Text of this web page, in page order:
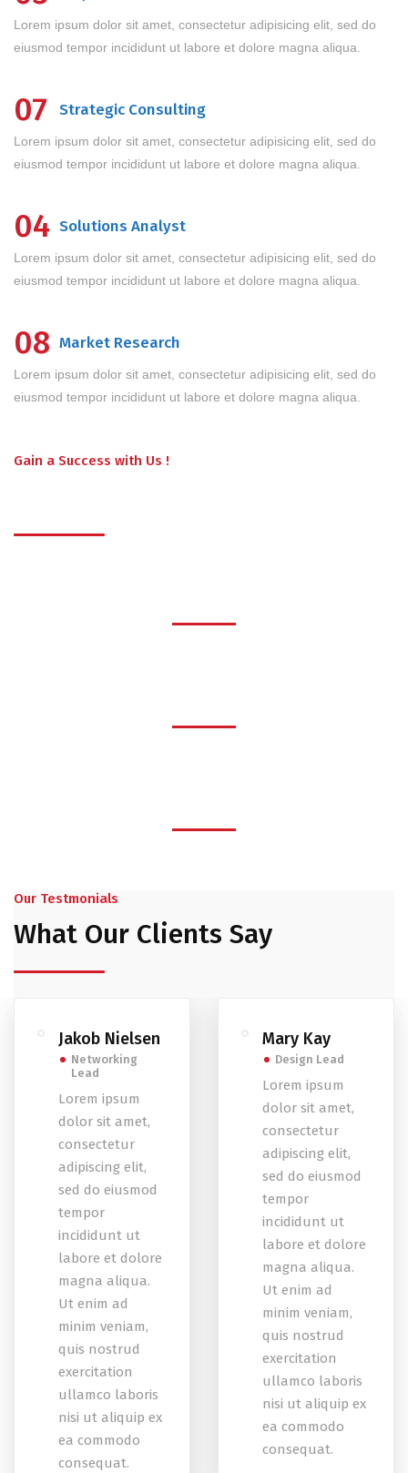
Lorem ipsum dolor sit amet, consectetur adipisicing elit, sed do
eiusmod tempor incididunt ut labore et dolore magna aliqua.
Strategic Consulting
07
Lorem ipsum dolor sit amet, consectetur adipisicing elit, sed do
eiusmod tempor incididunt ut labore et dolore magna aliqua.
Solutions Analyst
04
Lorem ipsum dolor sit amet, consectetur adipisicing elit, sed do
eiusmod tempor incididunt ut labore et dolore magna aliqua.
Market Research
08
Lorem ipsum dolor sit amet, consectetur adipisicing elit, sed do
eiusmod tempor incididunt ut labore et dolore magna aliqua.
Gain a Success with Us !
Our Testmonials
What Our Clients Say
Jakob Nielsen
Networking
Lead
Lorem ipsum
dolor sit amet,
consectetur
adipiscing elit,
sed do eiusmod
tempor
incididunt ut
labore et dolore
magna aliqua.
Ut enim ad
minim veniam,
quis nostrud
exercitation
ullamco laboris
nisi ut aliquip ex
ea commodo
consequat.
Mary Kay
Design Lead
Lorem ipsum
dolor sit amet,
consectetur
adipiscing elit,
sed do eiusmod
tempor
incididunt ut
labore et dolore
magna aliqua.
Ut enim ad
minim veniam,
quis nostrud
exercitation
ullamco laboris
nisi ut aliquip ex
ea commodo
consequat.